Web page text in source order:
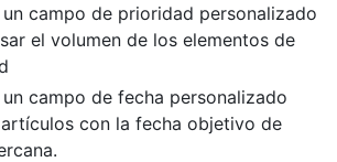
campo de prioridad personalizado
el volumen de los elementos de
campo de fecha personalizado
con la fecha objetivo de